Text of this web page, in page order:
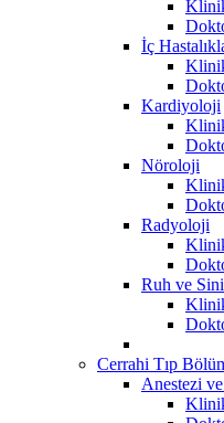
İç
Kardiyoloji
Nöroloji
Radyoloji
Ruh ve
Cerrahi Tıp
Anestezi